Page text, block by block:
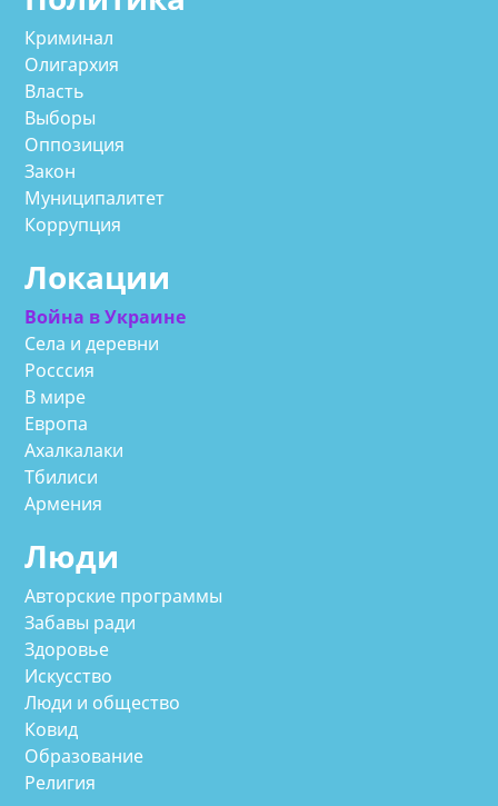
Криминал
Олигархия
Власть
Выборы
Оппозиция
Закон
Муниципалитет
Коррупция
Локации
Война в Украине
Села и деревни
Росссия
В мире
Европа
Ахалкалаки
Тбилиси
Армения
Люди
Авторские программы
Забавы ради
Здоровье
Искусство
Люди и общество
Ковид
Образование
Религия